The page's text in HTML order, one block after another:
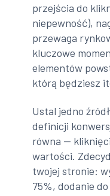
przejścia do
niepewność),
przewaga
kluczowe
elementów
którą będziesz
Ustal jedno
definicji
równa —
wartości.
twojej stronie:
75%, dodanie